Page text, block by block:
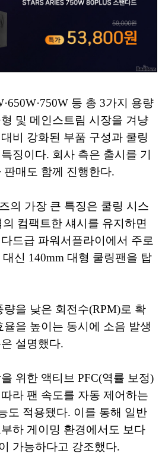
등 총 3가지 용량
및 메인스트림 시장을 겨냥
비 강화된 부품 구성과 쿨링
징이다. 회사 측은 출시를 기
판매도 함께 진행한다.
의 가장 큰 특징은 쿨링 시스
컴팩트한 섀시를 유지하면
드급 파워서플라이에서 주로
신 140mm 대형 쿨링팬을 탑
을 낮은 회전수(RPM)로 확
을 높이는 동시에 소음 발생
설명했다.
위한 액티브 PFC(역률 보정)
라 팬 속도를 자동 제어하는
도 적용됐다. 이를 통해 일반
하 게이밍 환경에서도 보다
가능하다고 강조했다.